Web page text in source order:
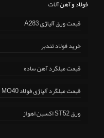
فولاد و آهن آلات
قیمت ورق آلیاژی A283
خرید فولاد تندبر
قیمت میلگرد آهن ساده
قیمت میلگرد آلیاژی فولاد MO40
ورق ST52 اکسین اهواز